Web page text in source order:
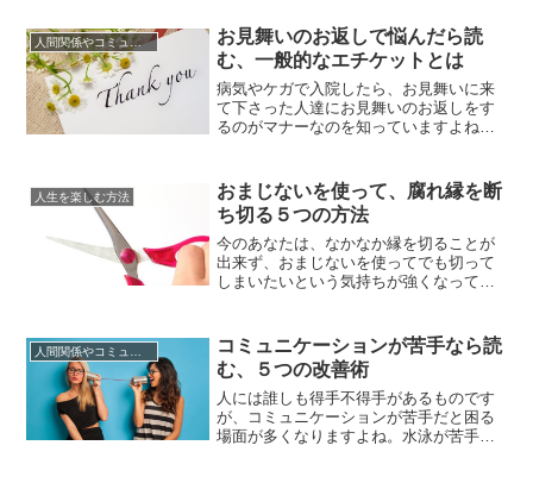
ョン方法は相手や周囲に不快感を与えた
りしていないのか、もっといえば自分は
相手や周囲から好かれているのか嫌われ
ているのか、自分自身のことはなか...
人間関係やコミュニケーションの術
お見舞いのお返しで悩んだら読
む、一般的なエチケットとは
病気やケガで入院したら、お見舞いに来
て下さった人達にお見舞いのお返しをす
るのがマナーなのを知っていますよね。
るのですがこれは大人として恥ずかしい
ことなのです。あなたの心配をして、時
間を作ってお見舞いに来てくれた方々
に、退院や完治した報告を兼ねてお見...
人生を楽しむ方法
おまじないを使って、腐れ縁を断
ち切る５つの方法
今のあなたは、なかなか縁を切ることが
出来ず、おまじないを使ってでも切って
しまいたいという気持ちが強くなってい
いと思った直後に会ってしまったという
経験がある人も多いのではないでしょう
か。もちろん関わりたくない人があなた
にとって悪い影響を与える人とは限...
コミュニケーションが苦手なら読
む、５つの改善術
人には誰しも得手不得手があるものです
が、コミュニケーションが苦手だと困る
場面が多くなりますよね。水泳が苦手な